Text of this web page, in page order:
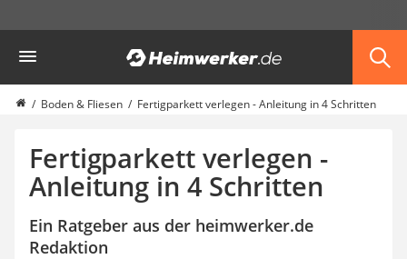
Haus & Bau
Außenleuchte mit Kamera
Ozongenerator
Smart-Home-Rauchmelder
Schlüsseltresor
Überwachungskameras außen
Reizstromgerät
Infrarot-Thermometer
Boden & Fliesen Fertigparkett verlegen - Anleitung in 4 Schritten
Fertigparkett verlegen -
Anleitung in 4 Schritten
Ein Ratgeber aus der heimwerker.de
Redaktion